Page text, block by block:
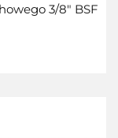
3/8" BSF